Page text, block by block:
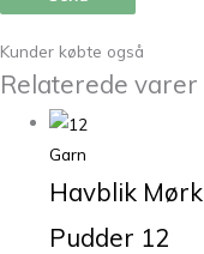
Kunder købte også
Relaterede varer
Garn
Havblik Mørk
Pudder 12